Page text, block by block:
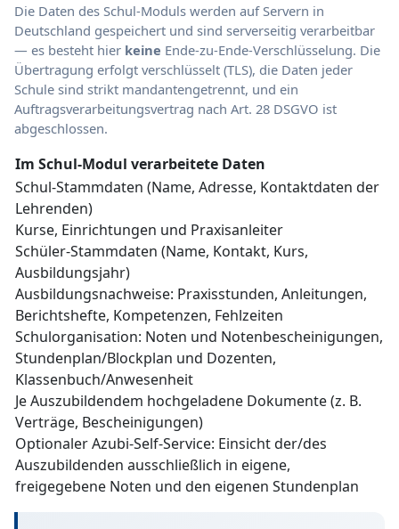
Die Daten des Schul-Moduls werden auf Servern in
Deutschland gespeichert und sind serverseitig verarbeitbar
— es besteht hier keine Ende-zu-Ende-Verschlüsselung. Die
Übertragung erfolgt verschlüsselt (TLS), die Daten jeder
Schule sind strikt mandantengetrennt, und ein
Auftragsverarbeitungsvertrag nach Art. 28 DSGVO ist
abgeschlossen.
Im Schul-Modul verarbeitete Daten
Schul-Stammdaten (Name, Adresse, Kontaktdaten der
Lehrenden)
Kurse, Einrichtungen und Praxisanleiter
Schüler-Stammdaten (Name, Kontakt, Kurs,
Ausbildungsjahr)
Ausbildungsnachweise: Praxisstunden, Anleitungen,
Berichtshefte, Kompetenzen, Fehlzeiten
Schulorganisation: Noten und Notenbescheinigungen,
Stundenplan/Blockplan und Dozenten,
Klassenbuch/Anwesenheit
Je Auszubildendem hochgeladene Dokumente (z. B.
Verträge, Bescheinigungen)
Optionaler Azubi-Self-Service: Einsicht der/des
Auszubildenden ausschließlich in eigene,
freigegebene Noten und den eigenen Stundenplan